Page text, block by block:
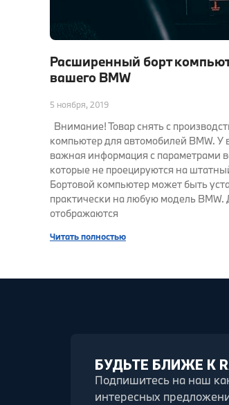
Расширенный борт
вашего BMW
5 ноября, 2019
Внимание! Товар снять с
компьютер для автомобилей BMW. У
важная информация с параметрами
которые не проецируются на
Бортовой компьютер может быть
практически на любую модель
отображаются
Читать полностью
БУДЬТЕ БЛИЖЕ К
Подпишитесь на наш
интересных